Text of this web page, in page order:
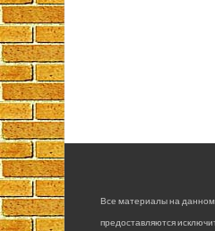
Все материалы на данном
предоставляются